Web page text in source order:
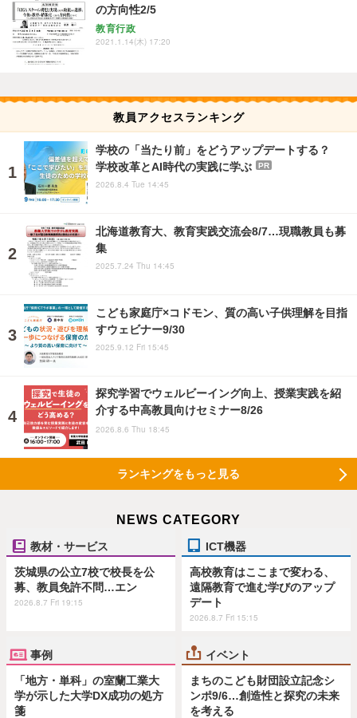
の方向性2/5
教育行政
2021.1.14(木) 17:20
教員アクセスランキング
学校の「当たり前」をどうアップデートする？
学校改革とAI時代の実践に学ぶ
PR
2026.8.4 Tue 14:45
北海道教育大、教育実践交流会8/7…現職教員も募
集
2025.7.24 Thu 14:45
こども家庭庁×コドモン、質の高い子供理解を目指
すウェビナー9/30
2025.9.12 Fri 15:45
探究学習でウェルビーイング向上、授業実践を紹
介する中高教員向けセミナー8/26
2026.8.6 Thu 18:45
ランキングをもっと見る
NEWS CATEGORY
教材・サービス
茨城県の公立7校で校長を公
募、教員免許不問…エン
2026.8.7 Fri 19:15
ICT機器
高校教育はここまで変わる、
遠隔教育で進む学びのアップ
デート
2026.8.7 Fri 15:15
事例
「地方・単科」の室蘭工業大
学が示した大学DX成功の処方
箋
イベント
まちのこども財団設立記念シ
ンポ9/6…創造性と探究の未来
を考える